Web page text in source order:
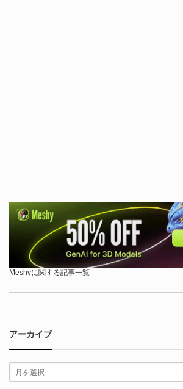
Meshyに関する記事一覧
アーカイブ